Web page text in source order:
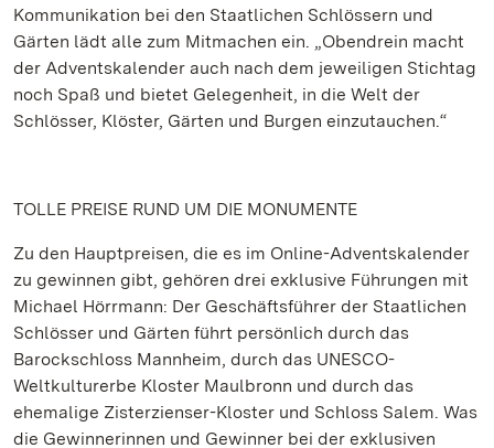
Kommunikation bei den Staatlichen Schlössern und
Gärten lädt alle zum Mitmachen ein. „Obendrein macht
der Adventskalender auch nach dem jeweiligen Stichtag
noch Spaß und bietet Gelegenheit, in die Welt der
Schlösser, Klöster, Gärten und Burgen einzutauchen.“
TOLLE PREISE RUND UM DIE MONUMENTE
Zu den Hauptpreisen, die es im Online-Adventskalender
zu gewinnen gibt, gehören drei exklusive Führungen mit
Michael Hörrmann: Der Geschäftsführer der Staatlichen
Schlösser und Gärten führt persönlich durch das
Barockschloss Mannheim, durch das UNESCO-
Weltkulturerbe Kloster Maulbronn und durch das
ehemalige Zisterzienser-Kloster und Schloss Salem. Was
die Gewinnerinnen und Gewinner bei der exklusiven